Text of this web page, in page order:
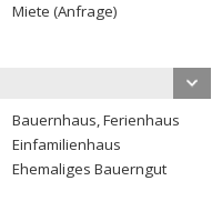
Miete (Anfrage)
Bauernhaus, Ferienhaus
Einfamilienhaus
Ehemaliges Bauerngut